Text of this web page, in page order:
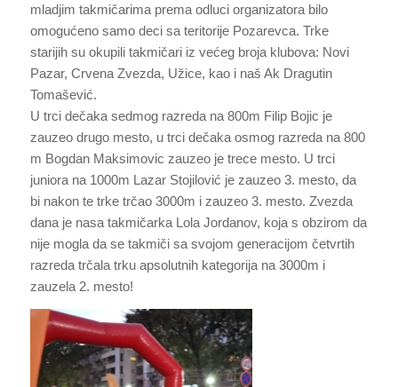
mladjim takmičarima prema odluci organizatora bilo
omogućeno samo deci sa teritorije Pozarevca. Trke
starijih su okupili takmičari iz većeg broja klubova: Novi
Pazar, Crvena Zvezda, Užice, kao i naš Ak Dragutin
Tomašević.
U trci dečaka sedmog razreda na 800m Filip Bojic je
zauzeo drugo mesto, u trci dečaka osmog razreda na 800
m Bogdan Maksimovic zauzeo je trece mesto. U trci
juniora na 1000m Lazar Stojilović je zauzeo 3. mesto, da
bi nakon te trke trčao 3000m i zauzeo 3. mesto. Zvezda
dana je nasa takmičarka Lola Jordanov, koja s obzirom da
nije mogla da se takmiči sa svojom generacijom četvrtih
razreda trčala trku apsolutnih kategorija na 3000m i
zauzela 2. mesto!